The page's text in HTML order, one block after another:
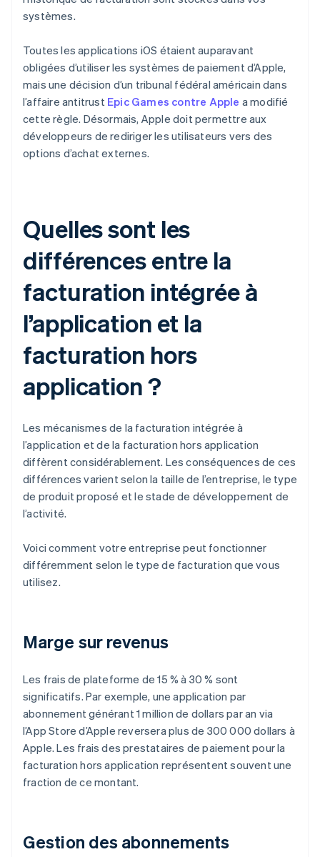
systèmes.
Toutes les applications iOS étaient auparavant
obligées d’utiliser les systèmes de paiement d’Apple,
mais une décision d’un tribunal fédéral américain dans
l’affaire antitrust Epic Games contre Apple a modifié
cette règle. Désormais, Apple doit permettre aux
développeurs de rediriger les utilisateurs vers des
options d’achat externes.
Quelles sont les
différences entre la
facturation intégrée à
l’application et la
facturation hors
application ?
Les mécanismes de la facturation intégrée à
l’application et de la facturation hors application
diffèrent considérablement. Les conséquences de ces
différences varient selon la taille de l’entreprise, le type
de produit proposé et le stade de développement de
l’activité.
Voici comment votre entreprise peut fonctionner
différemment selon le type de facturation que vous
utilisez.
Marge sur revenus
Les frais de plateforme de 15 % à 30 % sont
significatifs. Par exemple, une application par
abonnement générant 1 million de dollars par an via
l’App Store d’Apple reversera plus de 300 000 dollars à
Apple. Les frais des prestataires de paiement pour la
facturation hors application représentent souvent une
fraction de ce montant.
Gestion des abonnements